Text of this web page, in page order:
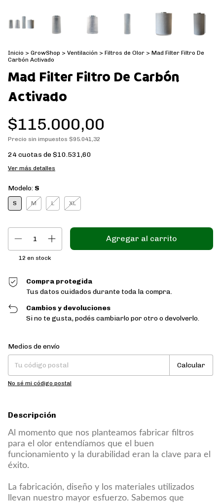
Inicio > GrowShop > Ventilación > Filtros de Olor > Mad Filter Filtro De
Carbón Activado
Mad Filter Filtro De Carbón
Activado
$115.000,00
Precio sin impuestos $95.041,32
24 cuotas de$10.531,60
Ver más detalles
Modelo: S
S M L XL
12 en stock
Compra protegida
Tus datos cuidados durante toda la compra.
Cambios y devoluciones
Si no te gusta, podés cambiarlo por otro o devolverlo.
Entregas para el CP:
Medios de envío
Calcular
No sé mi código postal
Descripción
Al momento que nos planteamos fabricar filtros
para el olor entendíamos que el buen
funcionamiento y la durabilidad eran la clave para el
éxito.
La fabricación, diseño y los materiales utilizados
llevan nuestro mayor esfuerzo. Sabemos que